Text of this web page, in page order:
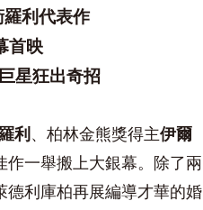
利代表作
首映
星狂出奇招
利 、柏林金熊獎得主伊爾
一舉搬上大銀幕。除了兩
德利庫柏再展編導才華的婚